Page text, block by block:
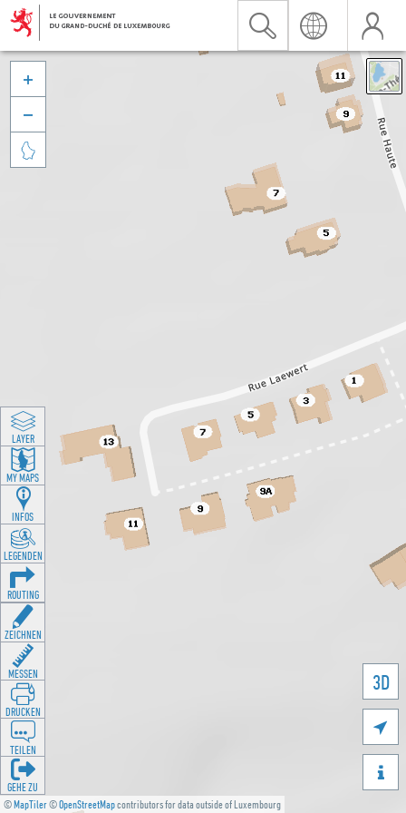
©MapTiler©OpenStreetMapcontributors for data outside of Luxembourg
3D





LAYER
MY MAPS
INFOS
LEGENDEN
ROUTING
ZEICHNEN
MESSEN
DRUCKEN
TEILEN
GEHE ZU